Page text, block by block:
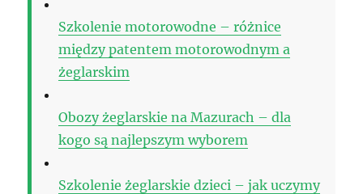
Szkolenie motorowodne – różnice
między patentem motorowodnym a
żeglarskim
Obozy żeglarskie na Mazurach – dla
kogo są najlepszym wyborem
Szkolenie żeglarskie dzieci – jak uczymy